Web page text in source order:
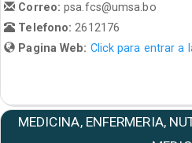
Correo:psa.fcs@umsa.bo
Telefono: 2612176
Pagina Web: Click para entrar a
MEDICINA, ENFERMERIA,